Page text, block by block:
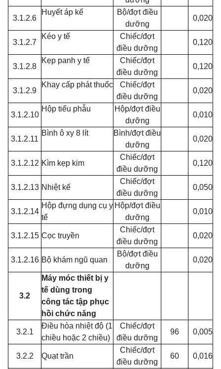
3.1.2.6
Huyết áp kế
Bộ/đợt điều
dưỡng
0,020
3.1.2.7
Kéo y tế
Chiếc/đợt
điều dưỡng
0,120
3.1.2.8
Kẹp panh y tế
Chiếc/đợt
điều dưỡng
0,120
3.1.2.9
Khay cấp phát thuốc
Chiếc/đợt
điều dưỡng
0,020
3.1.2.10
Hộp tiểu phẫu
Hộp/đợt điều
dưỡng
0,010
3.1.2.11
Bình ô xy 8 lít
Bình/đợt điều
dưỡng
0,020
3.1.2.12 Kìm kẹp kim
Chiếc/đợt
điều dưỡng
0,120
3.1.2.13 Nhiệt kế
Chiếc/đợt
điều dưỡng
0,050
3.1.2.14
Hộp đựng dụng cụ y
tế
Hộp/đợt điều
dưỡng
0,010
3.1.2.15 Cọc truyền
Chiếc/đợt
điều dưỡng
0,020
3.1.2.16 Bộ khám ngũ quan
Bộ/đợt điều
dưỡng
0,020
3.2
Máy móc thiết bị y
tế dùng trong
công tác tập phục
hồi chức năng
3.2.1
Điều hòa nhiệt độ (1
chiều hoặc 2 chiều)
Chiếc/đợt
điều dưỡng
96 0,005
3.2.2 Quạt trần
Chiếc/đợt
điều dưỡng
60 0,016